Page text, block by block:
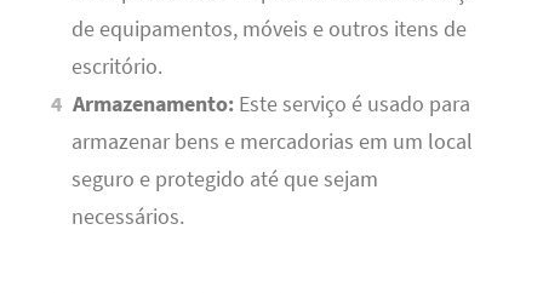
de equipamentos, móveis e outros itens de
escritório.
Armazenamento: Este serviço é usado para
armazenar bens e mercadorias em um local
seguro e protegido até que sejam
necessários.